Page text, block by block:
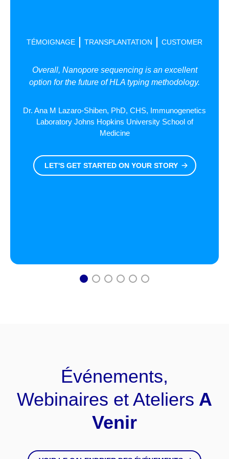
TÉMOIGNAGE TRANSPLANTATION CUSTOMER
Overall, Nanopore sequencing is an excellent
option for the future of HLA typing methodology.
Dr. Ana M Lazaro-Shiben, PhD, CHS, Immunogenetics
Laboratory Johns Hopkins University School of
Medicine
LET'S GET STARTED ON YOUR STORY
1 2 3 4 5 6
Événements,
Webinaires et Ateliers A
Venir